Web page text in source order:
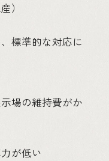
）
標準的な対応に
場の維持費がか
が低い